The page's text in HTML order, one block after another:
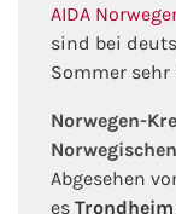
AIDA
sind bei
Sommer sehr
Norwegen-
Abgesehen
es Trondheim